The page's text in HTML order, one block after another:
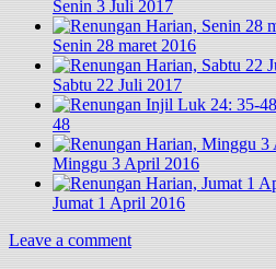
Senin 3 Juli 2017
Senin 28 maret 2016
Sabtu 22 Juli 2017
48
Minggu 3 April 2016
Jumat 1 April 2016
Leave a comment